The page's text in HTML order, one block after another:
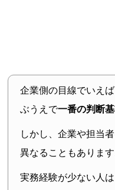
企業側の目線でいえ
ぶうえで一番の判断
しかし、企業や担当
異なることもあります
実務経験が少ない人は